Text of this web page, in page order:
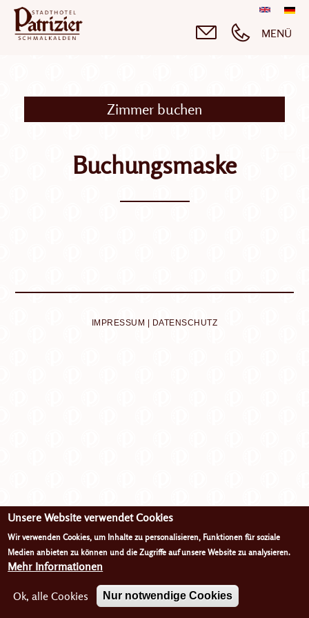
Direkt
zum
Inhalt
MENÜ
Zimmer buchen
Buchungsmaske
IMPRESSUM DATENSCHUTZ
Unsere Website verwendet Cookies
Wir verwenden Cookies, um Inhalte zu personalisieren, Funktionen für soziale
Medien anbieten zu können und die Zugriffe auf unsere Website zu analysieren.
Mehr Informationen
Ok, alle Cookies Nur notwendige Cookies